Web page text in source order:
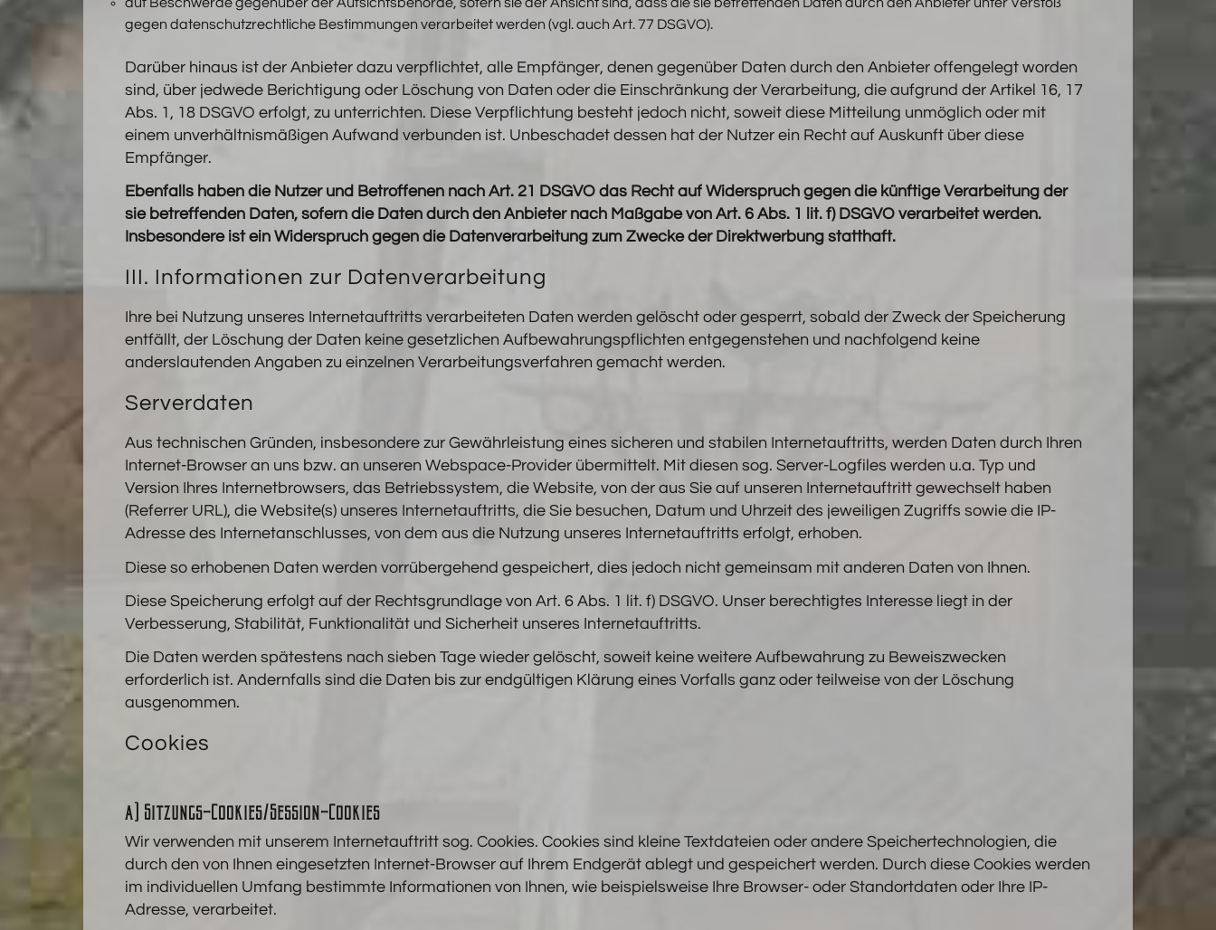
gegen datenschutzrechtliche Bestimmungen verarbeitet werden (vgl. auch Art. 77 DSGVO).
Darüber hinaus ist der Anbieter dazu verpflichtet, alle Empfänger, denen gegenüber Daten durch den Anbieter offengelegt worden
sind, über jedwede Berichtigung oder Löschung von Daten oder die Einschränkung der Verarbeitung, die aufgrund der Artikel 16, 17
Abs. 1, 18 DSGVO erfolgt, zu unterrichten. Diese Verpflichtung besteht jedoch nicht, soweit diese Mitteilung unmöglich oder mit
einem unverhältnismäßigen Aufwand verbunden ist. Unbeschadet dessen hat der Nutzer ein Recht auf Auskunft über diese
Empfänger.
Ebenfalls haben die Nutzer und Betroffenen nach Art. 21 DSGVO das Recht auf Widerspruch gegen die künftige Verarbeitung der
sie betreffenden Daten, sofern die Daten durch den Anbieter nach Maßgabe von Art. 6 Abs. 1 lit. f) DSGVO verarbeitet werden.
Insbesondere ist ein Widerspruch gegen die Datenverarbeitung zum Zwecke der Direktwerbung statthaft.
III. Informationen zur Datenverarbeitung
Ihre bei Nutzung unseres Internetauftritts verarbeiteten Daten werden gelöscht oder gesperrt, sobald der Zweck der Speicherung
entfällt, der Löschung der Daten keine gesetzlichen Aufbewahrungspflichten entgegenstehen und nachfolgend keine
anderslautenden Angaben zu einzelnen Verarbeitungsverfahren gemacht werden.
Serverdaten
Aus technischen Gründen, insbesondere zur Gewährleistung eines sicheren und stabilen Internetauftritts, werden Daten durch Ihren
Internet-Browser an uns bzw. an unseren Webspace-Provider übermittelt. Mit diesen sog. Server-Logfiles werden u.a. Typ und
Version Ihres Internetbrowsers, das Betriebssystem, die Website, von der aus Sie auf unseren Internetauftritt gewechselt haben
(Referrer URL), die Website(s) unseres Internetauftritts, die Sie besuchen, Datum und Uhrzeit des jeweiligen Zugriffs sowie die IP-
Adresse des Internetanschlusses, von dem aus die Nutzung unseres Internetauftritts erfolgt, erhoben.
Diese so erhobenen Daten werden vorrübergehend gespeichert, dies jedoch nicht gemeinsam mit anderen Daten von Ihnen.
Diese Speicherung erfolgt auf der Rechtsgrundlage von Art. 6 Abs. 1 lit. f) DSGVO. Unser berechtigtes Interesse liegt in der
Verbesserung, Stabilität, Funktionalität und Sicherheit unseres Internetauftritts.
Die Daten werden spätestens nach sieben Tage wieder gelöscht, soweit keine weitere Aufbewahrung zu Beweiszwecken
erforderlich ist. Andernfalls sind die Daten bis zur endgültigen Klärung eines Vorfalls ganz oder teilweise von der Löschung
ausgenommen.
Cookies
a) Sitzungs-Cookies/Session-Cookies
Wir verwenden mit unserem Internetauftritt sog. Cookies. Cookies sind kleine Textdateien oder andere Speichertechnologien, die
durch den von Ihnen eingesetzten Internet-Browser auf Ihrem Endgerät ablegt und gespeichert werden. Durch diese Cookies werden
im individuellen Umfang bestimmte Informationen von Ihnen, wie beispielsweise Ihre Browser- oder Standortdaten oder Ihre IP-
Adresse, verarbeitet.